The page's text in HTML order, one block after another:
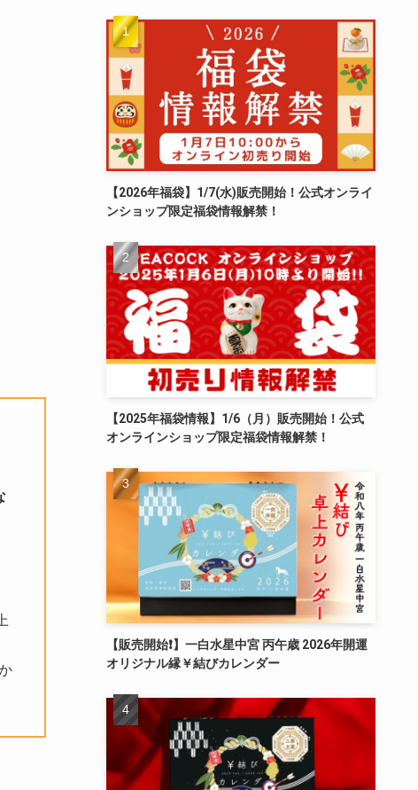
【2026年福袋】1/7(水)販売開始！公式オンライ
ンショップ限定福袋情報解禁！
【2025年福袋情報】1/6（月）販売開始！公式
オンラインショップ限定福袋情報解禁！
【販売開始❗️】一白水星中宮 丙午歳 2026年開運
オリジナル縁￥結びカレンダー